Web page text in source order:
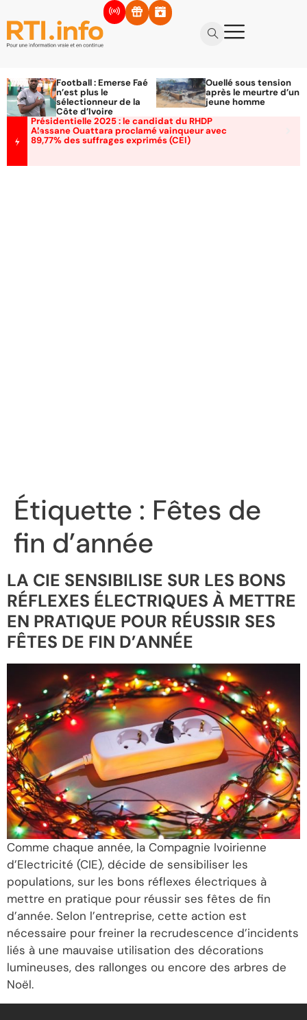
Football : Emerse Faé
n’est plus le
sélectionneur de la
Côte d’Ivoire
Ouellé sous tension
après le meurtre d’un
jeune homme
Présidentielle 2025 : le candidat du RHDP
Alassane Ouattara proclamé vainqueur avec
89,77% des suffrages exprimés (CEI)
Étiquette : Fêtes de
fin d’année
LA CIE SENSIBILISE SUR LES BONS
RÉFLEXES ÉLECTRIQUES À METTRE
EN PRATIQUE POUR RÉUSSIR SES
FÊTES DE FIN D’ANNÉE
Comme chaque année, la Compagnie Ivoirienne
d’Electricité (CIE), décide de sensibiliser les
populations, sur les bons réflexes électriques à
mettre en pratique pour réussir ses fêtes de fin
d’année. Selon l’entreprise, cette action est
nécessaire pour freiner la recrudescence d’incidents
liés à une mauvaise utilisation des décorations
lumineuses, des rallonges ou encore des arbres de
Noël.